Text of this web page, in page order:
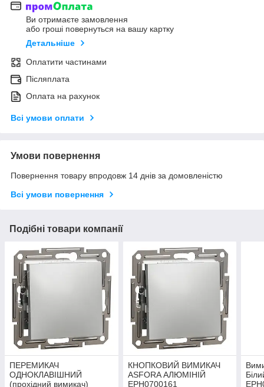
Ви отримаєте замовлення
або гроші повернуться на вашу картку
Детальніше
Оплатити частинами
Післяплата
Оплата на рахунок
Всі умови оплати
Умови повернення
Повернення товару впродовж 14 днів за домовленістю
Всі умови повернення
Подібні товари компанії
ПЕРЕМИКАЧ
ОДНОКЛАВІШНИЙ
(прохідний вимикач)
КНОПКОВИЙ ВИМИКАЧ
ASFORA АЛЮМІНІЙ
EPH0700161